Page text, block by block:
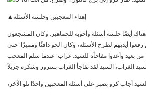
▲إهداء المعجبين وجلسة الأسئلة
أيضًا جلسة أسئلة وأجوبة للجماهير. وكان المشجعون
أيديهم لطرح الأسئلة، وكان الجو دافئًا ومميزًا. حتى
بعيد وأعدوا مفاجأة للسيد. غراب. عندما سلم المعجب
أجاب كرو بصبر على أسئلة المعجبين واحدًا تلو الآخر،